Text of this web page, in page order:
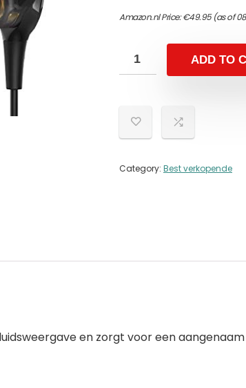
Amazon.nl Price:€49.95(as of
ADD TO
Category: Best verkopende
en zorgt voor een